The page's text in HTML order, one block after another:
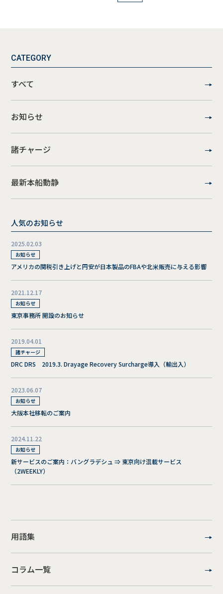
CATEGORY
すべて
お知らせ
諸チャージ
最新本船動静
人気のお知らせ
2025.02.03
お知らせ
アメリカの関税引き上げと円安が日本製品のFBAや北米販売に与える影響
2021.12.17
お知らせ
東京事務所 開設のお知らせ
2019.04.01
諸チャージ
DRC DRS 2019.3. Drayage Recovery Surcharge導入（輸出入）
2023.06.07
お知らせ
大阪本社移転のご案内
2024.11.22
お知らせ
新サービスのご案内：バングラデシュ ⇒ 東京向け混載サービス
（2WEEKLY）
用語集
コラム一覧